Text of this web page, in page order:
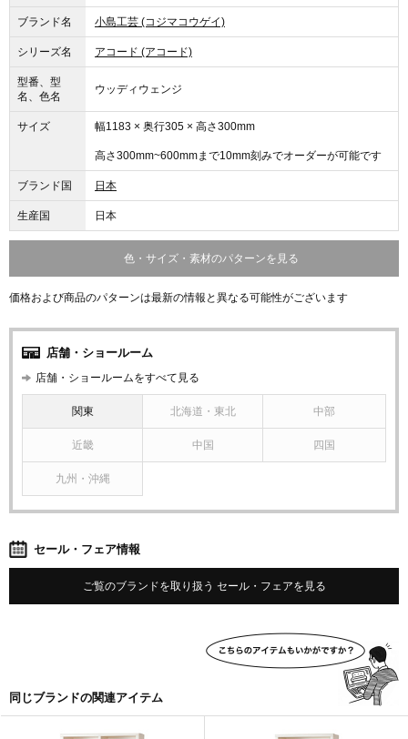
ブランド名 小島工芸 (コジマコウゲイ)
シリーズ名 アコード (アコード)
型番、型
名、色名
ウッディウェンジ
サイズ 幅1183 × 奥行305 × 高さ300mm
高さ300mm~600mmまで10mm刻みでオーダーが可能です
ブランド国 日本
生産国 日本
色・サイズ・素材のパターンを見る
価格および商品のパターンは最新の情報と異なる可能性がございます
店舗・ショールーム
店舗・ショールームをすべて見る
関東 北海道・東北 中部
近畿 中国 四国
九州・沖縄
セール・フェア情報
ご覧のブランドを取り扱う セール・フェアを見る
同じブランドの関連アイテム